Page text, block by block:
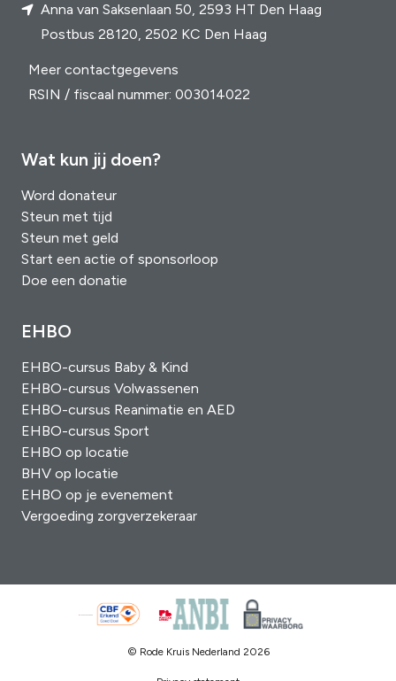
Anna van Saksenlaan 50, 2593 HT Den Haag
Postbus 28120, 2502 KC Den Haag
Meer contactgegevens
RSIN / fiscaal nummer: 003014022
Wat kun jij doen?
Word donateur
Steun met tijd
Steun met geld
Start een actie of sponsorloop
Doe een donatie
EHBO
EHBO-cursus Baby & Kind
EHBO-cursus Volwassenen
EHBO-cursus Reanimatie en AED
EHBO-cursus Sport
EHBO op locatie
BHV op locatie
EHBO op je evenement
Vergoeding zorgverzekeraar
© Rode Kruis Nederland 2026